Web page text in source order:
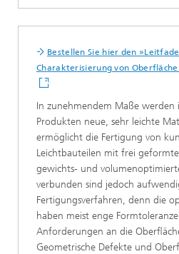
Bestellen Sie hier den
Charakterisierung von
In zunehmendem Maße
Produkten neue, sehr leichte
ermöglicht die Fertigung von
Leichtbauteilen mit frei
gewichts- und
verbunden sind jedoch
Fertigungsverfahren, denn die
haben meist enge
Anforderungen an die
Geometrische Defekte und